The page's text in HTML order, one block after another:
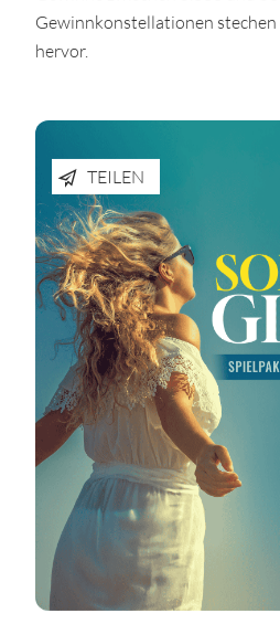
Gewinnkonstellationen stechen
hervor.
TEILEN